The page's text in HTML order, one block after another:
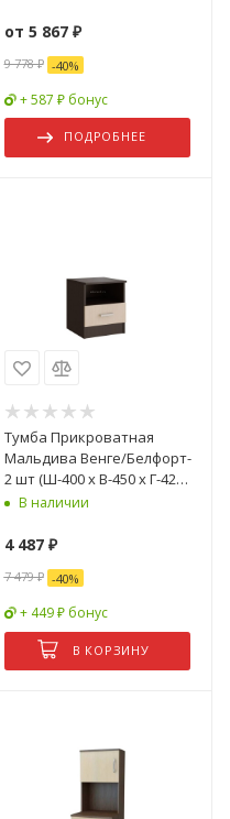
от 5 867 ₽
9 778 ₽ -40%
+ 587 ₽ бонус
ПОДРОБНЕЕ
Тумба Прикроватная
Мальдива Венге/Белфорт-
2 шт (Ш-400 х В-450 х Г-420
мм)-2 шт
В наличии
4 487₽
7 479₽ -40%
+ 449 ₽ бонус
В КОРЗИНУ